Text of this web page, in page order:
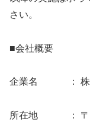
さい。
■会社概要
企業名 ： 株式
所在地 ： 〒